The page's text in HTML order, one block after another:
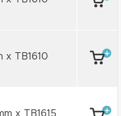
x TB1610
x TB1615